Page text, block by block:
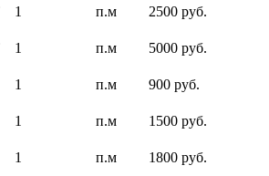
1 п.м 2500 руб.
1 п.м 5000 руб.
1 п.м 900 руб.
1 п.м 1500 руб.
1 п.м 1800 руб.